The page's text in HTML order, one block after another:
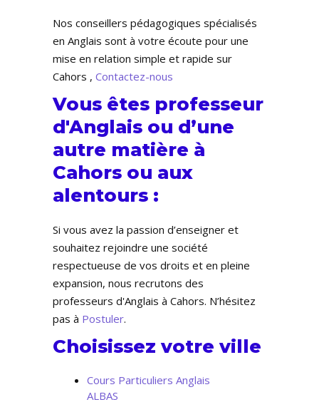
Nos conseillers pédagogiques spécialisés
en Anglais sont à votre écoute pour une
mise en relation simple et rapide sur
Cahors , Contactez-nous
Vous êtes professeur
d'Anglais ou d’une
autre matière à
Cahors ou aux
alentours :
Si vous avez la passion d’enseigner et
souhaitez rejoindre une société
respectueuse de vos droits et en pleine
expansion, nous recrutons des
professeurs d'Anglais à Cahors. N’hésitez
pas à Postuler.
Choisissez votre ville
Cours Particuliers Anglais
ALBAS